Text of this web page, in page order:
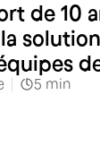
de 10
5 min